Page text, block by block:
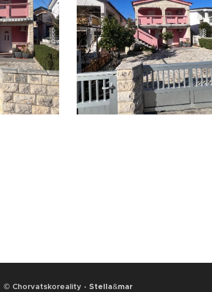
© Chorvatskoreality - Stella&mar